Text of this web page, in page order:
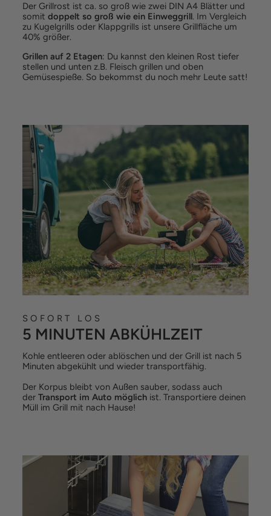
Der Grillrost ist ca. so groß wie zwei DIN A4 Blätter und
somit doppelt so groß wie ein Einweggrill. Im Vergleich
zu Kugelgrills oder Klappgrills ist unsere Grillfläche um
40% größer.
Grillen auf 2 Etagen: Du kannst den kleinen Rost tiefer
stellen und unten z.B. Fleisch grillen und oben
Gemüsespieße. So bekommst du noch mehr Leute satt!
SOFORT LOS
5 MINUTEN ABKÜHLZEIT
Kohle entleeren oder ablöschen und der Grill ist nach 5
Minuten abgekühlt und wieder transportfähig.
Der Korpus bleibt von Außen sauber, sodass auch
der Transport im Auto möglich ist. Transportiere deinen
Müll im Grill mit nach Hause!